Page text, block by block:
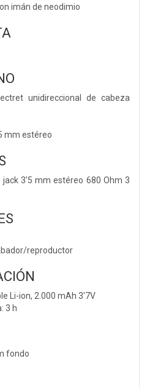
imán de neodimio
unidireccional de cabeza
mm estéreo
3'5 mm estéreo 680 Ohm 3
reproductor
Li-ion, 2.000 mAh 3'7V
3 h
fondo